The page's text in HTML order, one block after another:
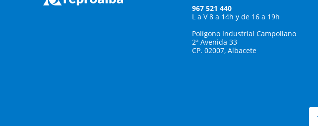
967 521 440
L a V 8 a 14h y de 16 a 19h
Polígono Industrial Campollano
2ª Avenida 33
CP. 02007, Albacete